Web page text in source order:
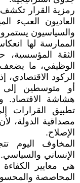
رمزية القرار
العاديون العبء
والسياسيون
الممارسة لها
الثقة
الوظيفي، ما يضعف
الركود
أو متوسطين إلى
هشاشة الاقتصاد.
تطبيق القرارات
مصداقية الدولة،
الإصلاح.
المخاوف اليوم
الإنساني
هي معايير
المحاصصة